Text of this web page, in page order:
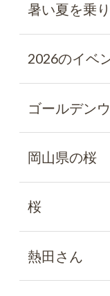
暑い夏を乗
2026のイベ
ゴールデン
岡山県の桜
桜
熱田さん